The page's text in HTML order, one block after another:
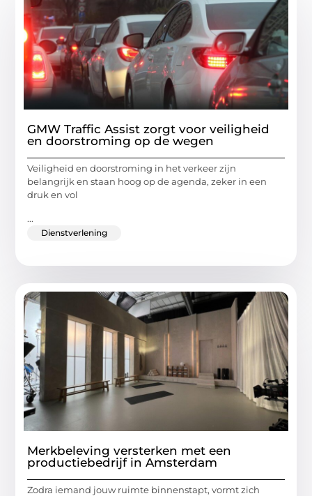
GMW Traffic Assist zorgt voor veiligheid
en doorstroming op de wegen
Veiligheid en doorstroming in het verkeer zijn
belangrijk en staan hoog op de agenda, zeker in een
druk en vol
...
Dienstverlening
Merkbeleving versterken met een
productiebedrijf in Amsterdam
Zodra iemand jouw ruimte binnenstapt, vormt zich